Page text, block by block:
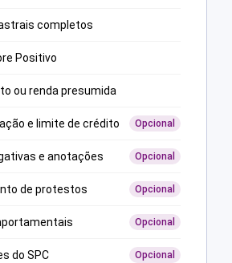
completos
Positivo
ou renda presumida
e limite de crédito Opcional
e anotações Opcional
de protestos Opcional
Opcional
do SPC Opcional